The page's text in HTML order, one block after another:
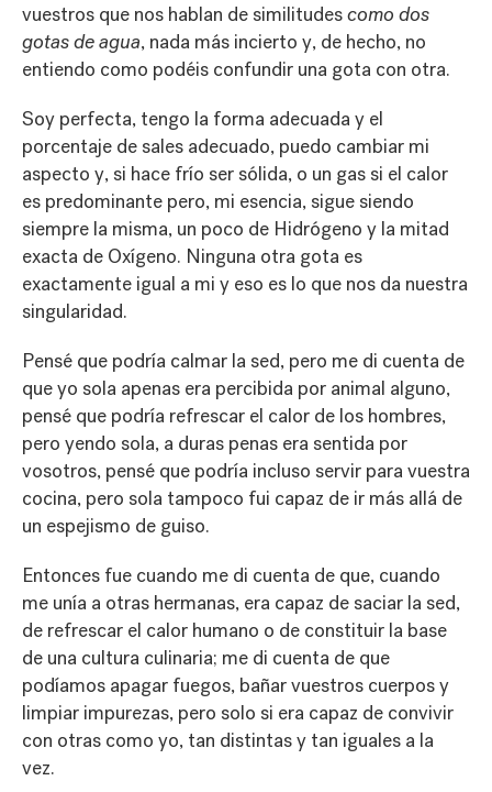
vuestros que nos hablan de similitudescomo dos
gotas de agua, nada más incierto y, de hecho, no
entiendo como podéis confundir una gota con otra.
Soy perfecta, tengo la forma adecuada y el
porcentaje de sales adecuado, puedo cambiar mi
aspecto y, si hace frío ser sólida, o un gas si el calor
es predominante pero, mi esencia, sigue siendo
siempre la misma, un poco de Hidrógeno y la mitad
exacta de Oxígeno. Ninguna otra gota es
exactamente igual a mi y eso es lo que nos da nuestra
singularidad.
Pensé que podría calmar la sed, pero me di cuenta de
que yo sola apenas era percibida por animal alguno,
pensé que podría refrescar el calor de los hombres,
pero yendo sola, a duras penas era sentida por
vosotros, pensé que podría incluso servir para vuestra
cocina, pero sola tampoco fui capaz de ir más allá de
un espejismo de guiso.
Entonces fue cuando me di cuenta de que, cuando
me unía a otras hermanas, era capaz de saciar la sed,
de refrescar el calor humano o de constituir la base
de una cultura culinaria; me di cuenta de que
podíamos apagar fuegos, bañar vuestros cuerpos y
limpiar impurezas, pero solo si era capaz de convivir
con otras como yo, tan distintas y tan iguales a la
vez.